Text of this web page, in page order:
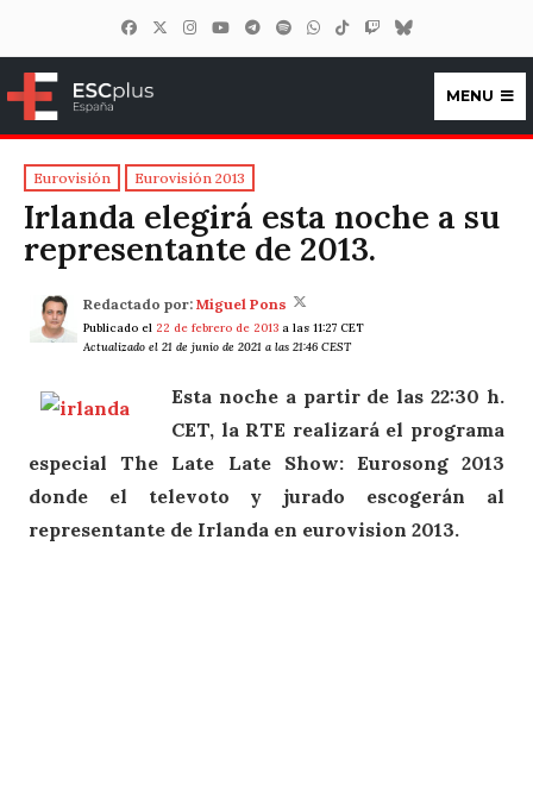
ESCplus España
MENU
Eurovisión Eurovisión 2013
Irlanda elegirá esta noche a su
representante de 2013.
Redactado por: Miguel Pons
Publicado el 22 de febrero de 2013 a las 11:27 CET
Actualizado el 21 de junio de 2021 a las 21:46 CEST
Esta noche a partir de las 22:30 h.
CET, la RTE realizará el programa
especial The Late Late Show: Eurosong 2013
donde el televoto y jurado escogerán al
representante de Irlanda en eurovision 2013.